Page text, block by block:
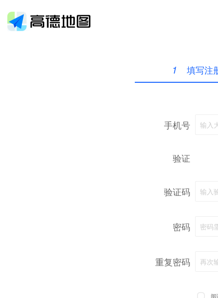
1 填写注
手机号 输入
验证
验证码 输入
密码 密码
重复密码 再次